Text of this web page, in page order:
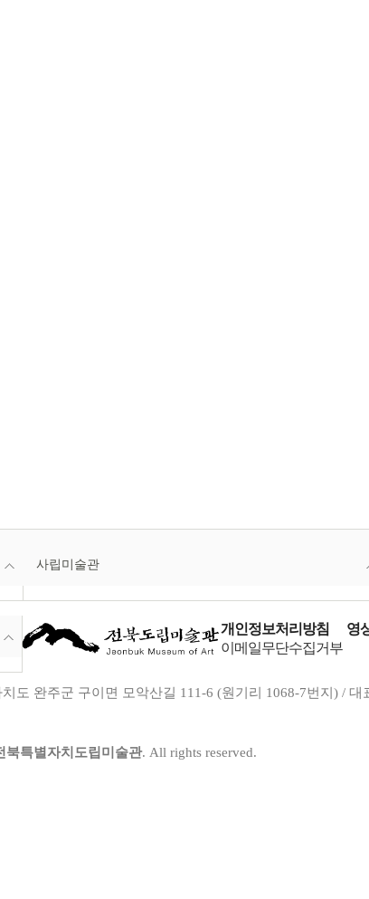
사립미술관
개인정보처리방침 영
이메일무단수집거부
도 완주군 구이면 모악산길 111-6 (원기리 1068-7번지) /
북특별자치도립미술관. All rights reserved.